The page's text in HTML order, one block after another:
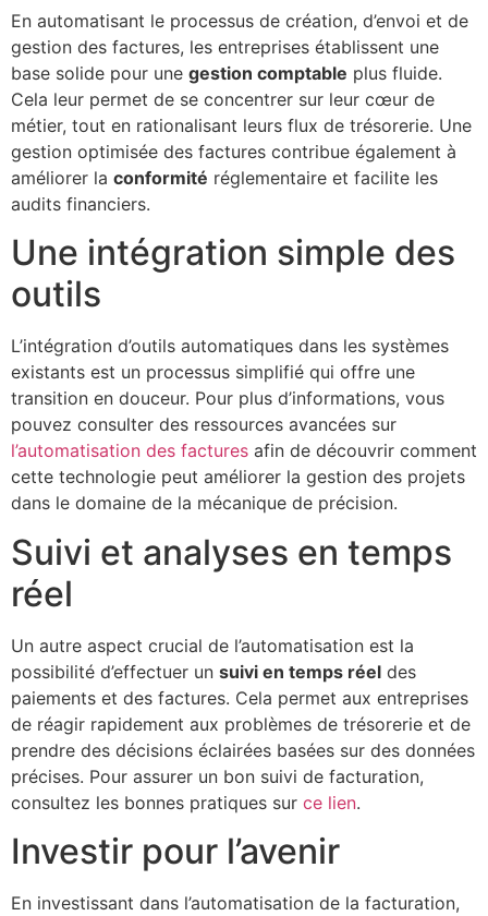
En automatisant le processus de création, d’envoi et de
gestion des factures, les entreprises établissent une
base solide pour une gestion comptable plus fluide.
Cela leur permet de se concentrer sur leur cœur de
métier, tout en rationalisant leurs flux de trésorerie. Une
gestion optimisée des factures contribue également à
améliorer la conformité réglementaire et facilite les
audits financiers.
Une intégration simple des
outils
L’intégration d’outils automatiques dans les systèmes
existants est un processus simplifié qui offre une
transition en douceur. Pour plus d’informations, vous
pouvez consulter des ressources avancées sur
l’automatisation des factures afin de découvrir comment
cette technologie peut améliorer la gestion des projets
dans le domaine de la mécanique de précision.
Suivi et analyses en temps
réel
Un autre aspect crucial de l’automatisation est la
possibilité d’effectuer un suivi en temps réel des
paiements et des factures. Cela permet aux entreprises
de réagir rapidement aux problèmes de trésorerie et de
prendre des décisions éclairées basées sur des données
précises. Pour assurer un bon suivi de facturation,
consultez les bonnes pratiques sur ce lien.
Investir pour l’avenir
En investissant dans l’automatisation de la facturation,